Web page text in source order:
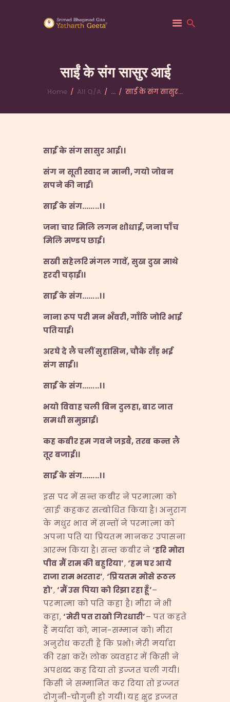
साईं के संग सासुर आई
Home All Q/A ... साईं के संग सासुर...
HOME
CONTACT US
साईं के संग सासुर आई।।
संग न सूती स्वाद न मानी,गयो जोबन
सपने की नाईं।
साईं के संग……..।।
जना चार मिलि लगन शोधाई,जना पाँच
मिलि मण्डप छाई।
सखी सहेलरि मंगल गावें,सुख दुख माथे
हरदी चढ़ाई।।
साईं के संग……..।।
नाना रूप परी मन भँवरी,गाँठि जोरि भाई
पतियाई।
अरघे दे लै चलीं सुहासिन,चौके राँड़ भई
संग साईं।।
साईं के संग……..।।
भयो विवाह चली बिन दुलहा,बाट जात
समधी समुझाई।
कह कबीर हम गवने जइबै,तरब कन्त लै
तूर बजाई।।
साईं के संग……..।।
इस पद में सन्त कबीर ने परमात्मा को
‘साईं’ कहकर सम्बोधित किया है। अनुराग
के मधुर भाव में सन्तों ने परमात्मा को
अपना पति या प्रियतम मानकर उपासना
आरम्भ किया है। सन्त कबीर ने ‘हरि मोरा
पीव मैं राम की बहुरिया’,‘हम घर आये
राजा राम भरतार’, ‘प्रियतम मोसे रूठल
हो’,‘मैं उस पिया को रिझा रहा हूँ’–
परमात्मा को पति कहा है। मीरा ने भी
कहा,‘मेरी पत राखो गिरधारी’– पत कहते
हैं मर्यादा को, मान-सम्मान को। मीरा
अनुरोध करती है कि प्रभो! मेरी मर्यादा
की रक्षा करें! लोक व्यवहार में किसी ने
अपशब्द कह दिया तो इज्जत चली गयी।
किसी ने सम्मानित कर दिया तो इज्जत
दोगुनी-चौगुनी हो गयी। यह क्षुद्र इज्जत